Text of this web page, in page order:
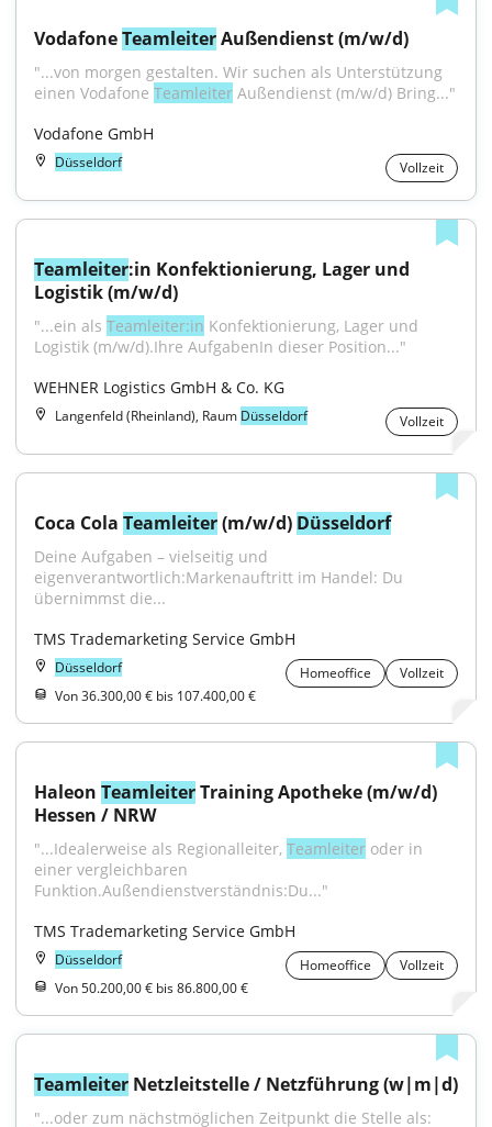
Vodafone Teamleiter Außendienst (m/w/d)
"...von morgen gestalten. Wir suchen als Unterstützung
einen Vodafone Teamleiter Außendienst (m/w/d) Bring..."
Vodafone GmbH
Düsseldorf Vollzeit
Teamleiter:in Konfektionierung, Lager und
Logistik (m/w/d)
"...ein als Teamleiter:in Konfektionierung, Lager und
Logistik (m/w/d).Ihre AufgabenIn dieser Position..."
WEHNER Logistics GmbH & Co. KG
Langenfeld (Rheinland), Raum Düsseldorf Vollzeit
Coca Cola Teamleiter (m/w/d) Düsseldorf
Deine Aufgaben – vielseitig und
eigenverantwortlich:Markenauftritt im Handel: Du
übernimmst die...
TMS Trademarketing Service GmbH
Düsseldorf Homeoffice
Vollzeit
Von 36.300,00 € bis 107.400,00 €
Haleon Teamleiter Training Apotheke (m/w/d)
Hessen / NRW
"...Idealerweise als Regionalleiter, Teamleiter oder in
einer vergleichbaren
Funktion.Außendienstverständnis:Du..."
TMS Trademarketing Service GmbH
Düsseldorf Homeoffice
Vollzeit
Von 50.200,00 € bis 86.800,00 €
Teamleiter Netzleitstelle / Netzführung (w|m|d)